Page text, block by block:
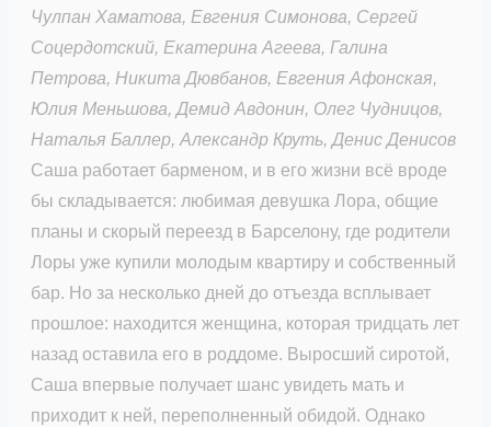
Чулпан Хаматова, Евгения Симонова, Сергей
Соцердотский, Екатерина Агеева, Галина
Петрова, Никита Дювбанов, Евгения Афонская,
Юлия Меньшова, Демид Авдонин, Олег Чудницов,
Наталья Баллер, Александр Круть, Денис Денисов
Саша работает барменом, и в его жизни всё вроде
бы складывается: любимая девушка Лора, общие
планы и скорый переезд в Барселону, где родители
Лоры уже купили молодым квартиру и собственный
бар. Но за несколько дней до отъезда всплывает
прошлое: находится женщина, которая тридцать лет
назад оставила его в роддоме. Выросший сиротой,
Саша впервые получает шанс увидеть мать и
приходит к ней, переполненный обидой. Однако